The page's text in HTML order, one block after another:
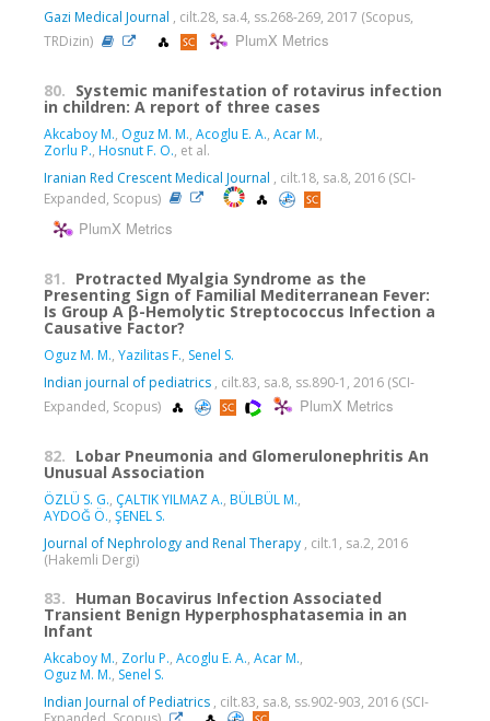
Gazi Medical Journal , cilt.28, sa.4, ss.268-269, 2017 (Scopus,
TRDizin)
PlumX Metrics
80. Systemic manifestation of rotavirus infection
in children: A report of three cases
Akcaboy M., Oguz M. M., Acoglu E. A., Acar M.,
Zorlu P., Hosnut F. O., et al.
Iranian Red Crescent Medical Journal , cilt.18, sa.8, 2016 (SCI-
Expanded, Scopus)
PlumX Metrics
81. Protracted Myalgia Syndrome as the
Presenting Sign of Familial Mediterranean Fever:
Is Group A β-Hemolytic Streptococcus Infection a
Causative Factor?
Oguz M. M., Yazilitas F., Senel S.
Indian journal of pediatrics , cilt.83, sa.8, ss.890-1, 2016 (SCI-
Expanded, Scopus)
PlumX Metrics
82. Lobar Pneumonia and Glomerulonephritis An
Unusual Association
ÖZLÜ S. G., ÇALTIK YILMAZ A., BÜLBÜL M.,
AYDOĞ Ö., ŞENEL S.
Journal of Nephrology and Renal Therapy , cilt.1, sa.2, 2016
(Hakemli Dergi)
83. Human Bocavirus Infection Associated
Transient Benign Hyperphosphatasemia in an
Infant
Akcaboy M., Zorlu P., Acoglu E. A., Acar M.,
Oguz M. M., Senel S.
Indian Journal of Pediatrics , cilt.83, sa.8, ss.902-903, 2016 (SCI-